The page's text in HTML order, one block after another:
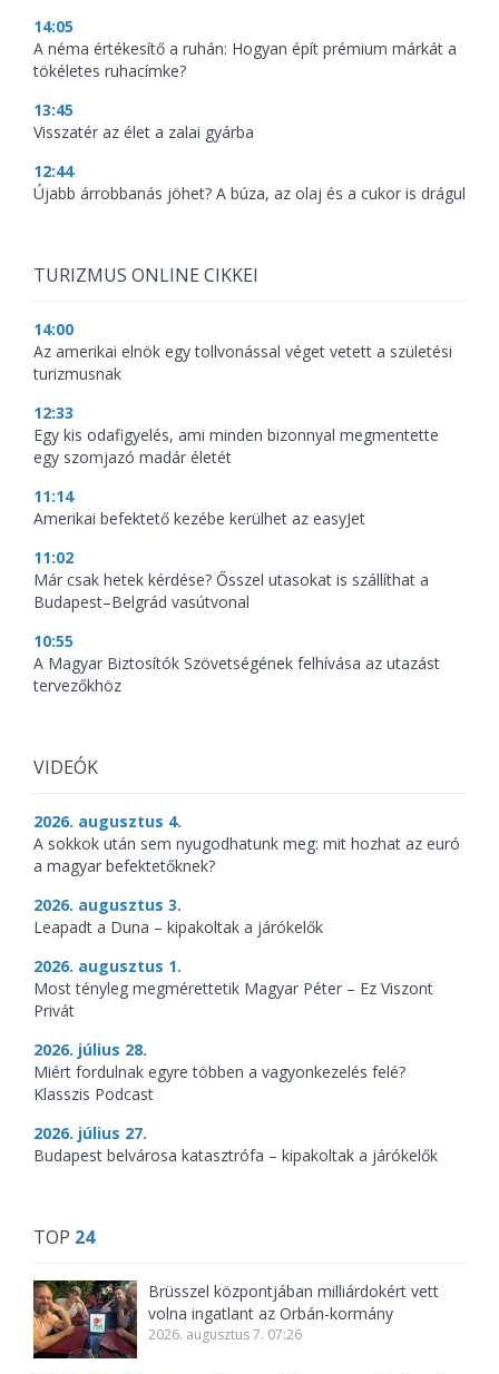
14:05
A néma értékesítő a ruhán: Hogyan épít prémium márkát a
tökéletes ruhacímke?
13:45
Visszatér az élet a zalai gyárba
12:44
Újabb árrobbanás jöhet? A búza, az olaj és a cukor is drágul
TURIZMUS ONLINE CIKKEI
14:00
Az amerikai elnök egy tollvonással véget vetett a születési
turizmusnak
12:33
Egy kis odafigyelés, ami minden bizonnyal megmentette
egy szomjazó madár életét
11:14
Amerikai befektető kezébe kerülhet az easyJet
11:02
Már csak hetek kérdése? Ősszel utasokat is szállíthat a
Budapest–Belgrád vasútvonal
10:55
A Magyar Biztosítók Szövetségének felhívása az utazást
tervezőkhöz
VIDEÓK
2026. augusztus 4.
A sokkok után sem nyugodhatunk meg: mit hozhat az euró
a magyar befektetőknek?
2026. augusztus 3.
Leapadt a Duna – kipakoltak a járókelők
2026. augusztus 1.
Most tényleg megmérettetik Magyar Péter – Ez Viszont
Privát
2026. július 28.
Miért fordulnak egyre többen a vagyonkezelés felé?
Klasszis Podcast
2026. július 27.
Budapest belvárosa katasztrófa – kipakoltak a járókelők
TOP 24
Brüsszel központjában milliárdokért vett
volna ingatlant az Orbán-kormány
2026. augusztus 7. 07:26